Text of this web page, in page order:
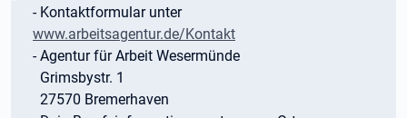
- Kontaktformular unter
www.arbeitsagentur.de/Kontakt
- Agentur für Arbeit Wesermünde
Grimsbystr. 1
27570 Bremerhaven